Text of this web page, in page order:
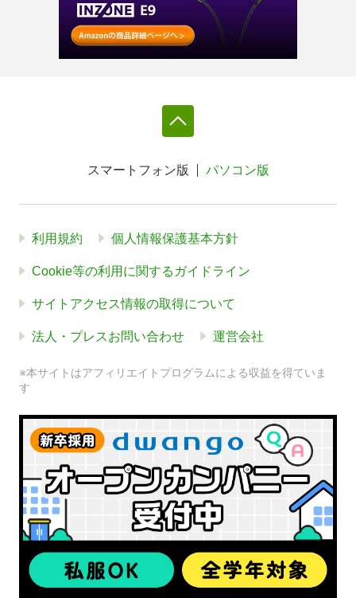
スマートフォン版 パソコン版
利用規約 個人情報保護基本方針
Cookie等の利用に関するガイドライン
サイトアクセス情報の取得について
法人・プレスお問い合わせ 運営会社
※本サイトはアフィリエイトプログラムによる収益を得ていま
す